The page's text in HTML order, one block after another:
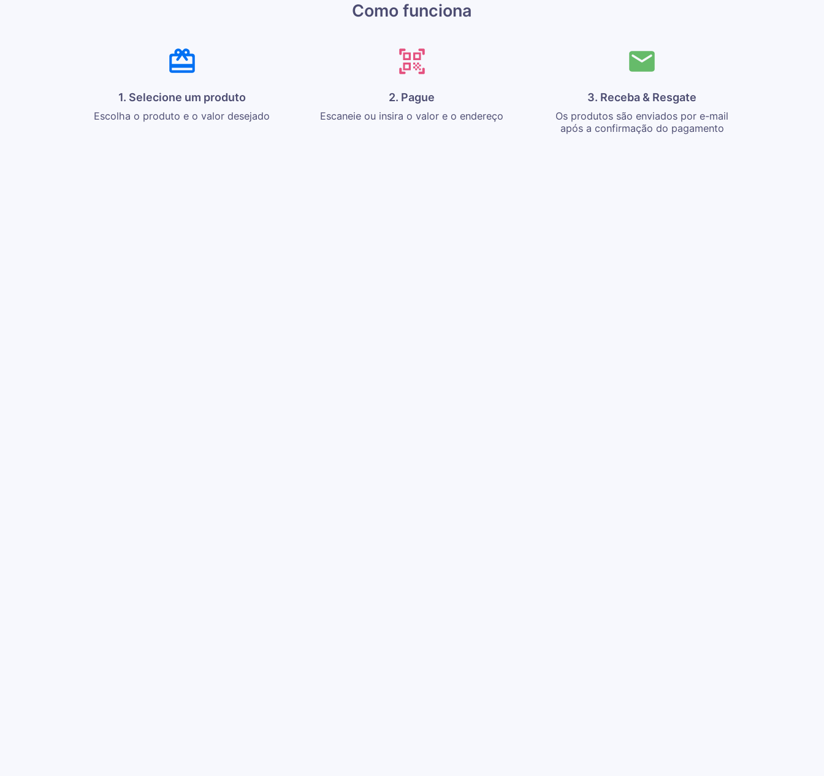
Como funciona
1. Selecione um produto
Escolha o produto e o valor desejado
2. Pague
Escaneie ou insira o valor e o endereço
3. Receba & Resgate
Os produtos são enviados por e-mail
após a confirmação do pagamento